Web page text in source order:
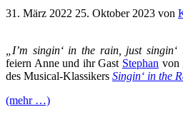
31. März 2022 25. Oktober 2023 von
„I’m singin‘ in the rain, just
feiern Anne und ihr Gast Stephan von
des Musical-Klassikers Singin‘ in the
(mehr …)